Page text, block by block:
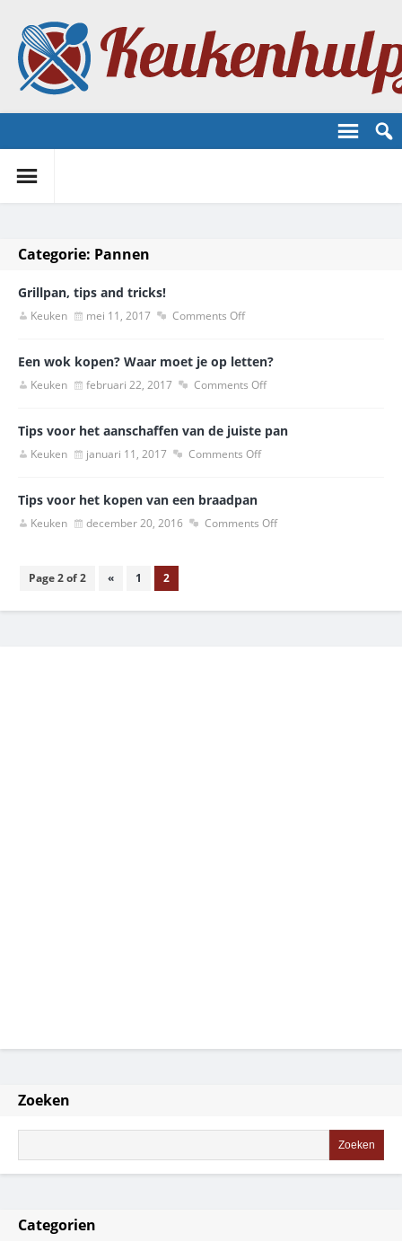
Categorie: Pannen
Grillpan, tips and tricks!
Keuken mei 11, 2017 Comments Off
Een wok kopen? Waar moet je op letten?
Keuken februari 22, 2017 Comments Off
Tips voor het aanschaffen van de juiste pan
Keuken januari 11, 2017 Comments Off
Tips voor het kopen van een braadpan
Keuken december 20, 2016 Comments Off
Page 2 of 2 « 1 2
Zoeken
Categorien